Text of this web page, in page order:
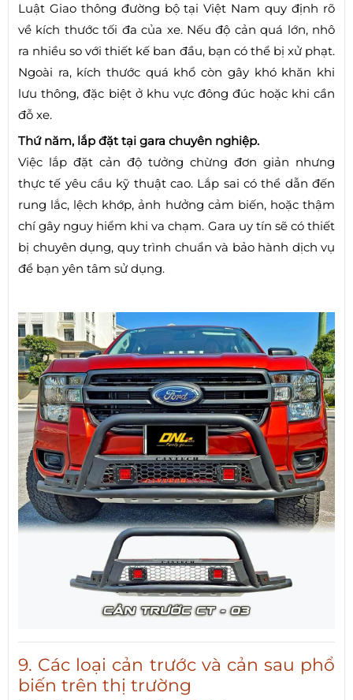
Luật Giao thông đường bộ tại Việt Nam quy định rõ
về kích thước tối đa của xe. Nếu độ cản quá lớn, nhô
ra nhiều so với thiết kế ban đầu, bạn có thể bị xử phạt.
Ngoài ra, kích thước quá khổ còn gây khó khăn khi
lưu thông, đặc biệt ở khu vực đông đúc hoặc khi cần
đỗ xe.
Thứ năm, lắp đặt tại gara chuyên nghiệp.
Việc lắp đặt cản độ tưởng chừng đơn giản nhưng
thực tế yêu cầu kỹ thuật cao. Lắp sai có thể dẫn đến
rung lắc, lệch khớp, ảnh hưởng cảm biến, hoặc thậm
chí gây nguy hiểm khi va chạm. Gara uy tín sẽ có thiết
bị chuyên dụng, quy trình chuẩn và bảo hành dịch vụ
để bạn yên tâm sử dụng.
9. Các loại cản trước và cản sau phổ
biến trên thị trường